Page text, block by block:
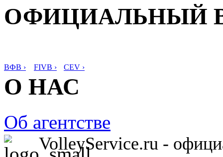
ОФИЦИАЛЬНЫЙ
ВФВ › FIVB › CEV ›
О НАС
Об агентстве
VolleyService.ru -